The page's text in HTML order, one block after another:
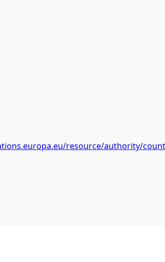
resource/authority/
eller annen spesifikasjon, som ligger